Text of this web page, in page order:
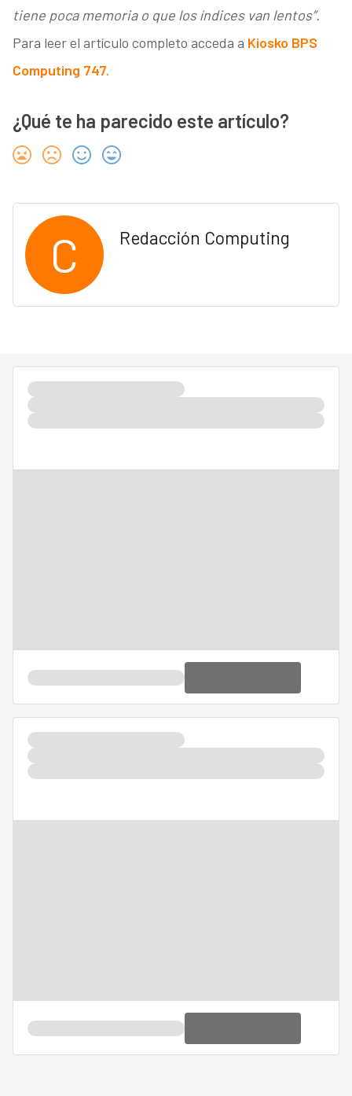
tiene poca memoria o que los índices van lentos”.
Para leer el artículo completo acceda a Kiosko BPS
Computing 747.
¿Qué te ha parecido este artículo?
C Redacción Computing